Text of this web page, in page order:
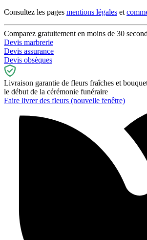
Consultez les pages mentions légales et
Comparez gratuitement en moins de 30
Devis marbrerie
Devis assurance
Devis obsèques
Livraison garantie de fleurs fraîches et
le début de la cérémonie funéraire
Faire livrer des fleurs (nouvelle fenêtre)